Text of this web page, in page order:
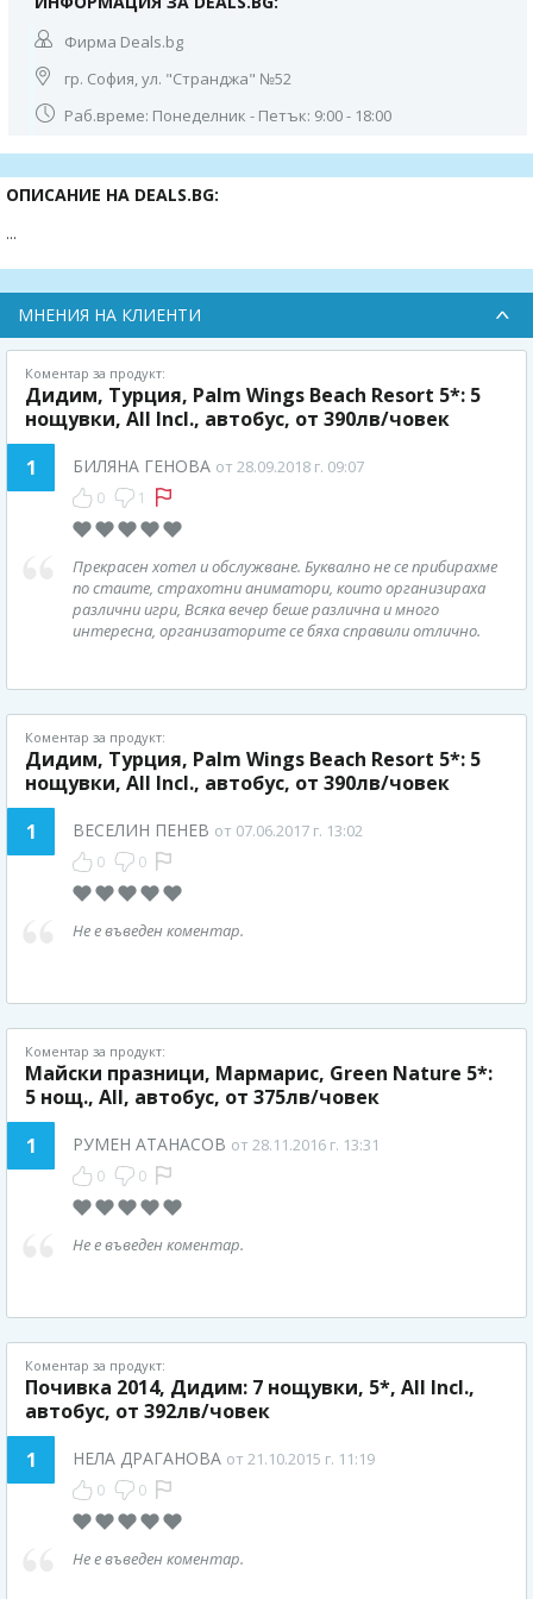
Фирма Deals.bg
гр. София, ул. "Странджа" №52
Раб.време: Понеделник - Петък: 9:00 - 18:00
ОПИСАНИЕ НА DEALS.BG:
...
МНЕНИЯ НА КЛИЕНТИ
Коментар за продукт:
Дидим, Турция, Palm Wings Beach Resort 5*: 5
нощувки, All Incl., автобус, от 390лв/човек
1
БИЛЯНА ГЕНОВА от 28.09.2018 г. 09:07
0 1
Прекрасен хотел и обслужване. Буквално не се прибирахме
по стаите, страхотни аниматори, които организираха
различни игри, Всяка вечер беше различна и много
интересна, организаторите се бяха справили отлично.
Коментар за продукт:
Дидим, Турция, Palm Wings Beach Resort 5*: 5
нощувки, All Incl., автобус, от 390лв/човек
1
ВЕСЕЛИН ПЕНЕВ от 07.06.2017 г. 13:02
0 0
Не е въведен коментар.
Коментар за продукт:
Майски празници, Мармарис, Green Nature 5*:
5 нощ., All, автобус, от 375лв/човек
1
РУМЕН АТАНАСОВ от 28.11.2016 г. 13:31
0 0
Не е въведен коментар.
Коментар за продукт:
Почивка 2014, Дидим: 7 нощувки, 5*, All Incl.,
автобус, от 392лв/човек
1
НЕЛА ДРАГАНОВА от 21.10.2015 г. 11:19
0 0
Не е въведен коментар.